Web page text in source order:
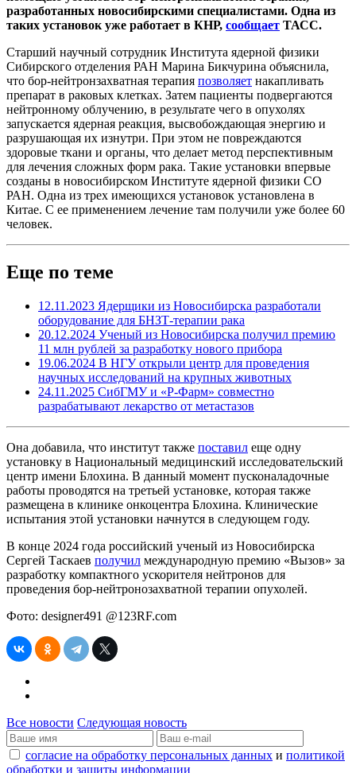
разработанных новосибирскими специалистами. Одна из
таких установок уже работает в КНР, сообщает ТАСС.
Старший научный сотрудник Института ядерной физики
Сибирского отделения РАН Марина Бикчурина объяснила,
что бор-нейтронзахватная терапия позволяет накапливать
препарат в раковых клетках. Затем пациенты подвергаются
нейтронному облучению, в результате чего в опухолях
запускается ядерная реакция, высвобождающая энергию и
разрушающая их изнутри. При этом не повреждаются
здоровые ткани и органы, что делает метод перспективным
для лечения сложных форм рака. Такие установки впервые
созданы в новосибирском Институте ядерной физики СО
РАН. Одна из трех имеющихся установок установлена в
Китае. С ее применением лечение там получили уже более 60
человек.
Еще по теме
12.11.2023 Ядерщики из Новосибирска разработали
оборудование для БНЗТ-терапии рака
20.12.2024 Ученый из Новосибирска получил премию
11 млн рублей за разработку нового прибора
19.06.2024 В НГУ открыли центр для проведения
научных исследований на крупных животных
24.11.2025 СибГМУ и «Р-Фарм» совместно
разрабатывают лекарство от метастазов
Она добавила, что институт также поставил еще одну
установку в Национальный медицинский исследовательский
центр имени Блохина. В данный момент пусконаладочные
работы проводятся на третьей установке, которая также
размещена в клинике онкоцентра Блохина. Клинические
испытания этой установки начнутся в следующем году.
В конце 2024 года российский ученый из Новосибирска
Сергей Таскаев получил международную премию «Вызов» за
разработку компактного ускорителя нейтронов для
проведения бор-нейтронозахватной терапии опухолей.
Фото: designer491 @123RF.com
Все новости Следующая новость
согласие на обработку персональных данных и политикой
обработки и защиты информации